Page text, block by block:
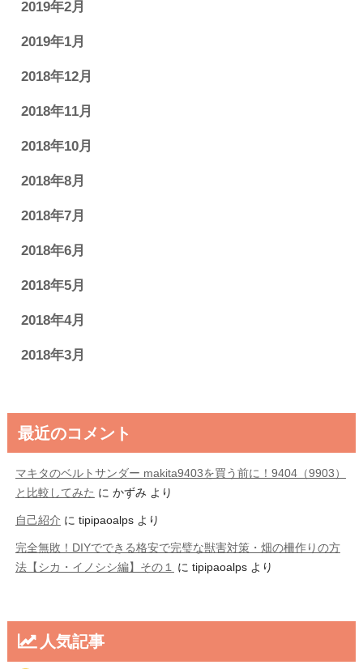
2019年2月
2019年1月
2018年12月
2018年11月
2018年10月
2018年8月
2018年7月
2018年6月
2018年5月
2018年4月
2018年3月
最近のコメント
マキタのベルトサンダー makita9403を買う前に！9404（9903）
と比較してみた に かずみ より
自己紹介 に tipipaoalpsより
完全無敗！DIYでできる格安で完璧な獣害対策・畑の柵作りの方
法【シカ・イノシシ編】その１
に tipipaoalpsより
人気記事